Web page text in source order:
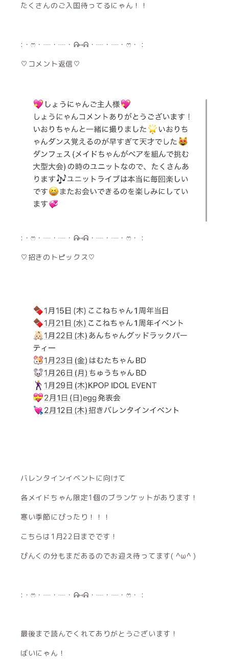
たくさんのご入国待ってるにゃん！！
:・ෆ・┈・┈・ᕱ⑅ᕱ・┈・┈・ෆ・ :
♡コメント返信♡
:・ෆ・┈・┈・ᕱ⑅ᕱ・┈・┈・ෆ・ :
♡招きのトピックス♡
バレンタインイベントに向けて
各メイドちゃん限定1個のブランケットがあります！
寒い季節にぴったり！！！
こちらは1月22日までです！
ぴんくの分もまだあるのでお迎え待ってます( ^ω^ )
:・ෆ・┈・┈・ᕱ⑅ᕱ・┈・┈・ෆ・ :
最後まで読んでくれてありがとうございます！
ばいにゃん！